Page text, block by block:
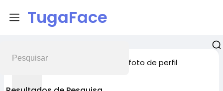
TugaFace
atualizou a foto de perfil